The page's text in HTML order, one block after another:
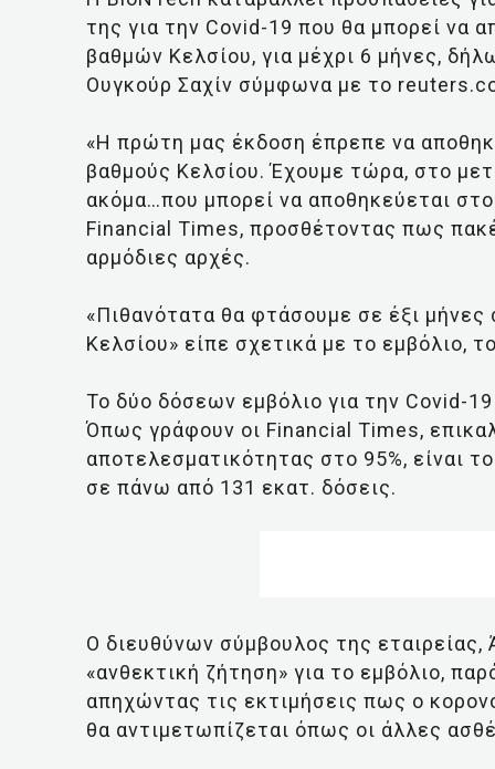
της για την Covid-19 που θα μπορεί να
βαθμών Κελσίου, για μέχρι 6 μήνες,
Ουγκούρ Σαχίν σύμφωνα με το
«Η πρώτη μας έκδοση έπρεπε να
βαθμούς Κελσίου. Έχουμε τώρα, στο
ακόμα…που μπορεί να αποθηκεύεται
Financial Times, προσθέτοντας πως
αρμόδιες αρχές.
«Πιθανότατα θα φτάσουμε σε έξι
Κελσίου» είπε σχετικά με το εμβόλιο,
To δύο δόσεων εμβόλιο για την Covid-
Όπως γράφουν οι Financial Times,
αποτελεσματικότητας στο 95%, είναι
σε πάνω από 131 εκατ. δόσεις.
Ο διευθύνων σύμβουλος της
«ανθεκτική ζήτηση» για το εμβόλιο,
απηχώντας τις εκτιμήσεις πως ο
θα αντιμετωπίζεται όπως οι άλλες